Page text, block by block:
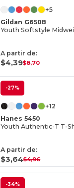
+5
Gildan G650B
Youth Softstyle
A partir de:
$4,39$8,70
-27%
+12
Hanes 5450
Youth Authentic-T T-
A partir de:
$3,64$4,96
-34%